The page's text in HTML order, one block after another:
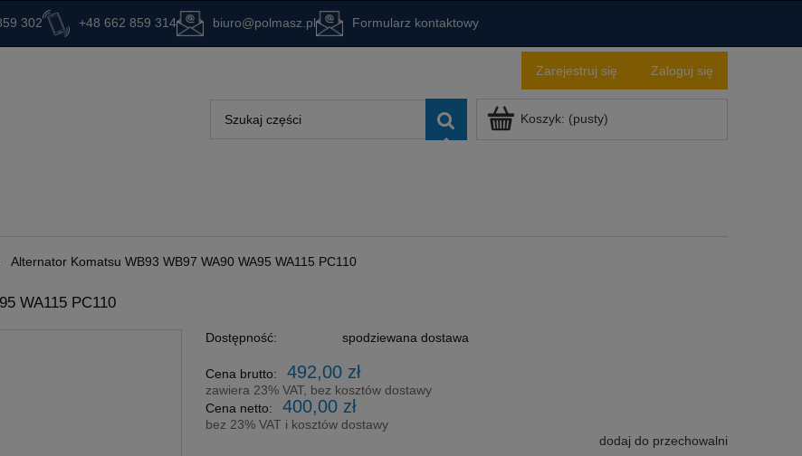
302 +48 662 859 314 biuro@polmasz.pl Formularz kontaktowy
Zarejestruj się Zaloguj się
Koszyk: (pusty)
Alternator Komatsu WB93 WB97 WA90 WA95 WA115 PC110
WA115 PC110
Dostępność: spodziewana dostawa
Cena brutto: 492,00 zł
zawiera 23% VAT, bez kosztów dostawy
Cena netto:
400,00 zł
bez 23% VAT i kosztów dostawy
dodaj do przechowalni